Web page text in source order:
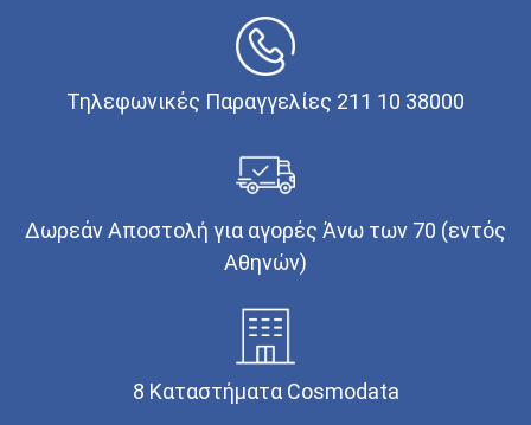
Τηλεφωνικές Παραγγελίες 211 10 38000
Δωρεάν Αποστολή για αγορές Άνω των 70 (εντός
Αθηνών)
8 Καταστήματα Cosmodata